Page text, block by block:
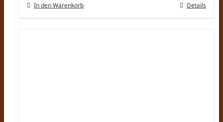
In den Warenkorb Details